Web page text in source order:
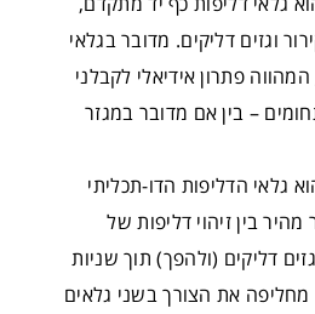
וגזים דליקים. מדובר בגלאי
פתרון אידיאלי לקבלני
– בין אם מדובר במגזר
גלאי הדליפות הדו-תכליתי
בין זיהוי דליפות של
דליקים (ולהפך) תוך שניות
מחליפה את הצורך בשני גלאים